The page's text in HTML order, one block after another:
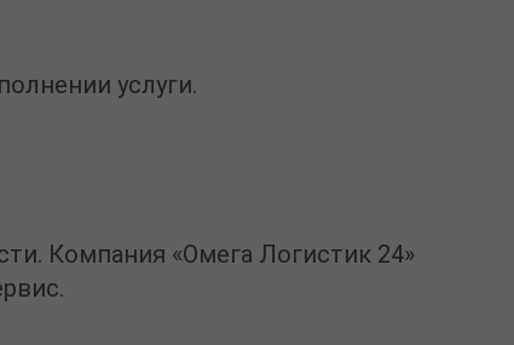
услуги.
Компания «Омега Логистик 24»